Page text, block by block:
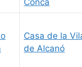
Casa de la
de Alcanó